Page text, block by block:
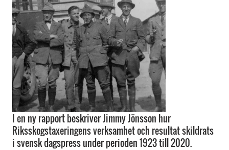
I en ny rapport beskriver Jimmy Jönsson hur
Riksskogstaxeringens verksamhet och resultat skildrats
i svensk dagspress under perioden 1923 till 2020.